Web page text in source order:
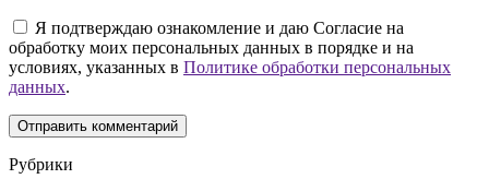
Я подтверждаю ознакомление и даю Согласие на
обработку моих персональных данных в порядке и на
условиях, указанных в Политике обработки персональных
данных.
Рубрики